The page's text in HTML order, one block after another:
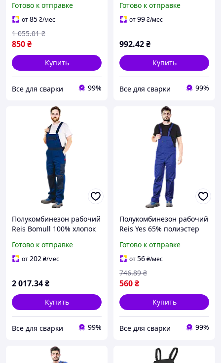
300г/м² PRO-B SBP
(100012249) 60
Готово к отправке
от85₴/мес
850₴
1 055.01 ₴
Купить
Все для сварки 99%
262г/м² SM S (100018735)
56
Готово к отправке
от99₴/мес
992.42₴
Купить
Все для сварки 99%
Полукомбинезон рабочий
Reis Bomull 100% хлопок
(100012993) 54
Готово к отправке
от202₴/мес
2 017.34₴
Купить
Все для сварки 99%
Полукомбинезон рабочий
Reis Yes 65% полиэстер
N (100079232) 46
Готово к отправке
от56₴/мес
560₴
746.89 ₴
Купить
Все для сварки 99%